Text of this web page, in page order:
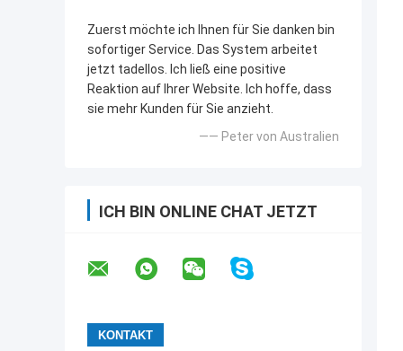
Zuerst möchte ich Ihnen für Sie danken bin
sofortiger Service. Das System arbeitet
jetzt tadellos. Ich ließ eine positive
Reaktion auf Ihrer Website. Ich hoffe, dass
sie mehr Kunden für Sie anzieht.
—— Peter von Australien
ICH BIN ONLINE CHAT JETZT